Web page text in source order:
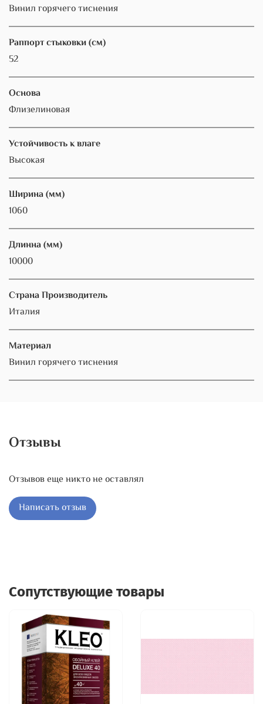
Винил горячего тиснения
Раппорт стыковки (см)
52
Основа
Флизелиновая
Устойчивость к влаге
Высокая
Ширина (мм)
1060
Длинна (мм)
10000
Страна Производитель
Италия
Материал
Винил горячего тиснения
Отзывы
Отзывов еще никто не оставлял
Написать отзыв
Сопутствующие товары